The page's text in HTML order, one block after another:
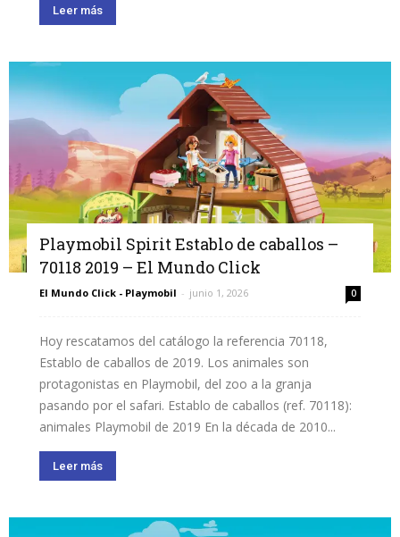
Leer más
Playmobil Spirit Establo de caballos –
70118 2019 – El Mundo Click
El Mundo Click - Playmobil - junio 1, 2026 0
Hoy rescatamos del catálogo la referencia 70118,
Establo de caballos de 2019. Los animales son
protagonistas en Playmobil, del zoo a la granja
pasando por el safari. Establo de caballos (ref. 70118):
animales Playmobil de 2019 En la década de 2010...
Leer más